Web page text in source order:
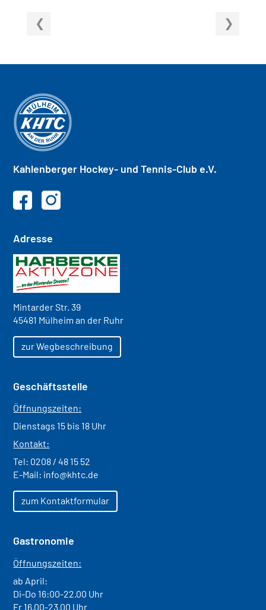
Kahlenberger Hockey- und Tennis-Club e.V.
Adresse
Mintarder Str. 39
45481 Mülheim an der Ruhr
zur Wegbeschreibung
Geschäftsstelle
Öffnungszeiten:
Dienstags 15 bis 18 Uhr
Kontakt:
Tel: 0208 / 48 15 52
E-Mail: info@khtc.de
zum Kontaktformular
Gastronomie
Öffnungszeiten:
ab April:
Di-Do 16:00-22.00 Uhr
Fr 16.00-23.00 Uhr